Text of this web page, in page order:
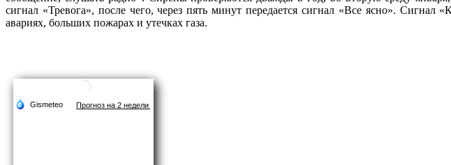
сигнал «Тревога», после чего, через пять минут передается сигнал «Все ясно».
авариях, больших пожарах и утечках газа.